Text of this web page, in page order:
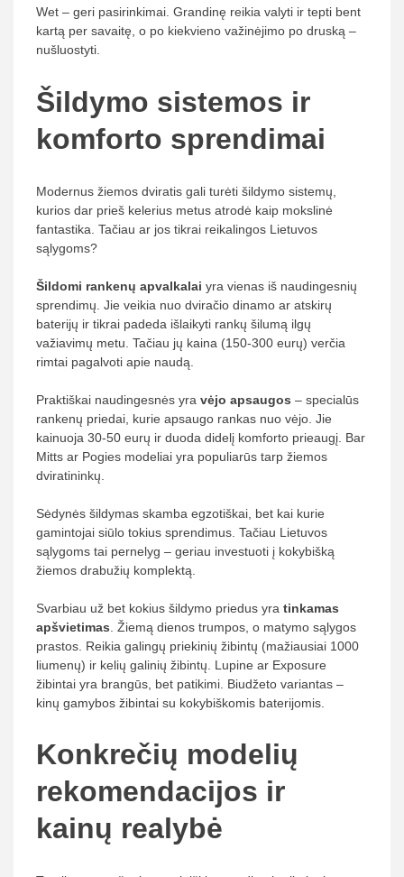
Wet – geri pasirinkimai. Grandinę reikia valyti ir tepti bent
kartą per savaitę, o po kiekvieno važinėjimo po druską –
nušluostyti.
Šildymo sistemos ir
komforto sprendimai
Modernus žiemos dviratis gali turėti šildymo sistemų,
kurios dar prieš kelerius metus atrodė kaip mokslinė
fantastika. Tačiau ar jos tikrai reikalingos Lietuvos
sąlygoms?
Šildomi rankenų apvalkalai yra vienas iš naudingesnių
sprendimų. Jie veikia nuo dviračio dinamo ar atskirų
baterijų ir tikrai padeda išlaikyti rankų šilumą ilgų
važiavimų metu. Tačiau jų kaina (150-300 eurų) verčia
rimtai pagalvoti apie naudą.
Praktiškai naudingesnės yra vėjo apsaugos – specialūs
rankenų priedai, kurie apsaugo rankas nuo vėjo. Jie
kainuoja 30-50 eurų ir duoda didelį komforto prieaugį. Bar
Mitts ar Pogies modeliai yra populiarūs tarp žiemos
dviratininkų.
Sėdynės šildymas skamba egzotiškai, bet kai kurie
gamintojai siūlo tokius sprendimus. Tačiau Lietuvos
sąlygoms tai pernelyg – geriau investuoti į kokybišką
žiemos drabužių komplektą.
Svarbiau už bet kokius šildymo priedus yra tinkamas
apšvietimas . Žiemą dienos trumpos, o matymo sąlygos
prastos. Reikia galingų priekinių žibintų (mažiausiai 1000
liumenų) ir kelių galinių žibintų. Lupine ar Exposure
žibintai yra brangūs, bet patikimi. Biudžeto variantas –
kinų gamybos žibintai su kokybiškomis baterijomis.
Konkrečių modelių
rekomendacijos ir
kainų realybė